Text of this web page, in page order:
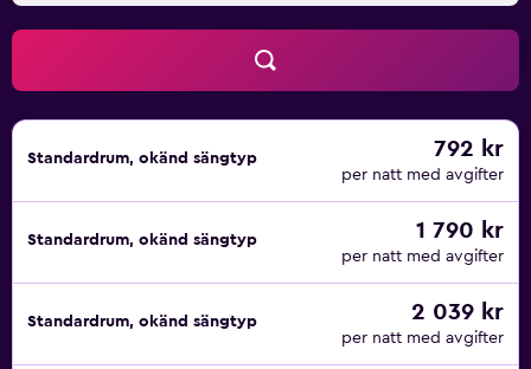
Standardrum, okänd sängtyp 792 kr
per natt med avgifter
Standardrum, okänd sängtyp 1 790 kr
per natt med avgifter
Standardrum, okänd sängtyp 2 039 kr
per natt med avgifter